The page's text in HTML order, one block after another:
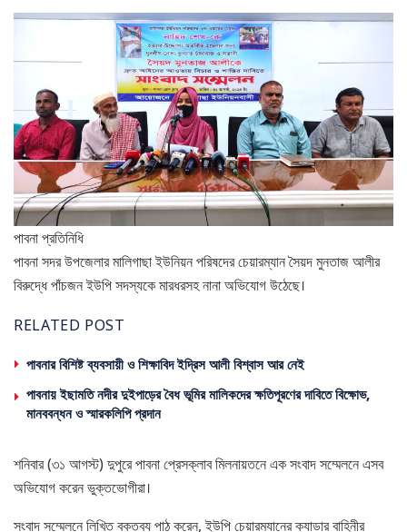
পাবনা প্রতিনিধি
পাবনা সদর উপজেলার মালিগাছা ইউনিয়ন পরিষদের চেয়ারম্যান সৈয়দ মুনতাজ আলীর
বিরুদ্ধে পাঁচজন ইউপি সদস্যকে মারধরসহ নানা অভিযোগ উঠেছে।
RELATED POST
পাবনার বিশিষ্ট ব্যবসায়ী ও শিক্ষাবিদ ইদ্রিস আলী বিশ্বাস আর নেই
পাবনায় ইছামতি নদীর দুইপাড়ের বৈধ ভূমির মালিকদের ক্ষতিপূরণের দাবিতে বিক্ষোভ,
মানববন্ধন ও স্মারকলিপি প্রদান
শনিবার (৩১ আগস্ট) দুপুরে পাবনা প্রেসক্লাব মিলনায়তনে এক সংবাদ সম্মেলনে এসব
অভিযোগ করেন ভুক্তভোগীরা।
সংবাদ সম্মেলনে লিখিত বক্তব্য পাঠ করেন, ইউপি চেয়ারম্যানের ক্যাডার বাহিনীর